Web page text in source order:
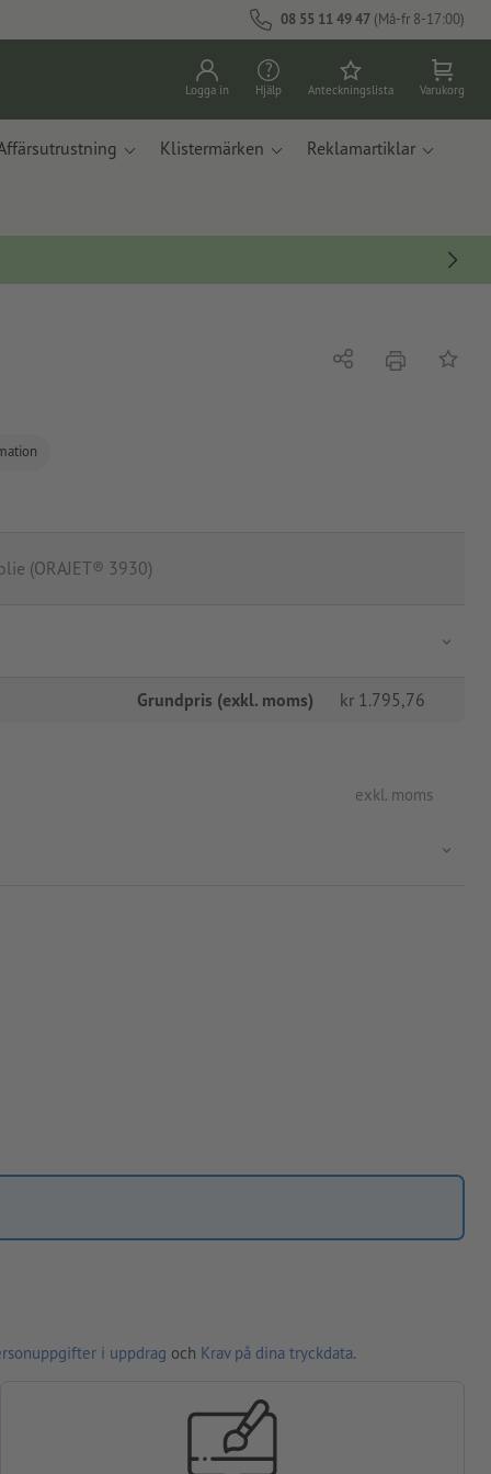
08 55 11 49 47 (Må-fr 8-17:00)
Logga in Hjälp Anteckningslista Varukorg
Klistermärken Reklamartiklar
Dela erbjudande
På
(ORAJET® 3930)
Grundpris (exkl. moms) kr 1.795,76
exkl. moms
i uppdrag och Krav på dina tryckdata.